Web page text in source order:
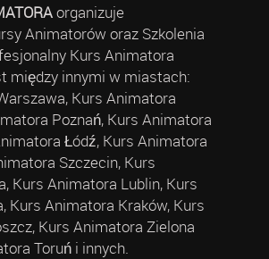
organizuje
Animatorów oraz Szkolenia
Kurs Animatora
między innymi w miastach:
Kurs Animatora
Poznań, Kurs Animatora
Łódź, Kurs Animatora
Szczecin, Kurs
Kurs Animatora Lublin, Kurs
Kurs Animatora Kraków, Kurs
Kurs Animatora Zielona
Toruń i innych.